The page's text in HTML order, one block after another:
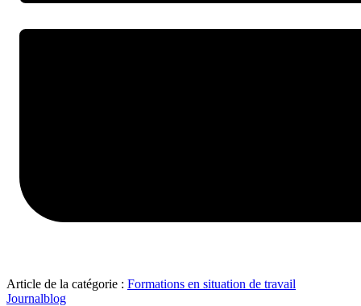
Article de la catégorie : Formations en situation de travail
Journalblog